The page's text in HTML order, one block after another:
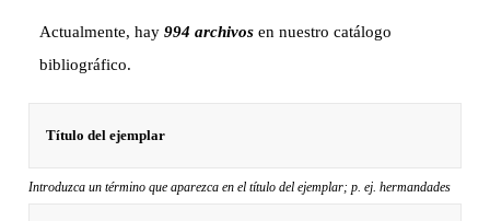
Actualmente, hay994 archivos en nuestro catálogo
bibliográfico.
Introduzca un término que aparezca en el título del ejemplar; p. ej. hermandades